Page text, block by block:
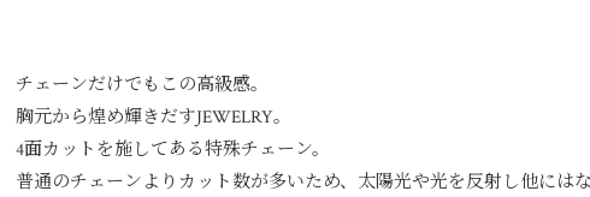
チェーンだけでもこの高級感。
胸元から煌め輝きだすJEWELRY。
4面カットを施してある特殊チェーン。
普通のチェーンよりカット数が多いため、太陽光や光を反射し他には